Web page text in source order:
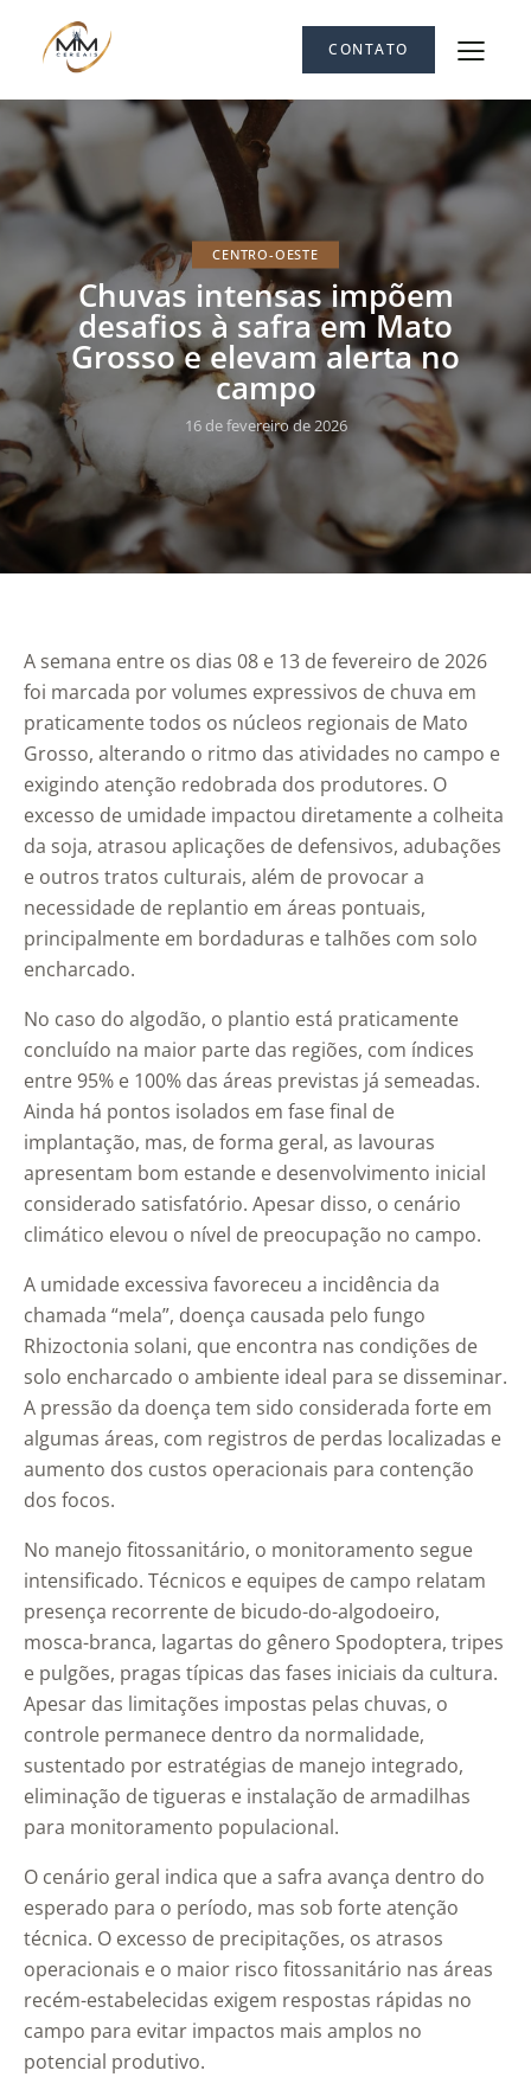
CONTATO
CENTRO-OESTE
Chuvas intensas impõem
desafios à safra em Mato
Grosso e elevam alerta no
campo
16 de fevereiro de 2026
A semana entre os dias 08 e 13 de fevereiro de 2026
foi marcada por volumes expressivos de chuva em
praticamente todos os núcleos regionais de Mato
Grosso, alterando o ritmo das atividades no campo e
exigindo atenção redobrada dos produtores. O
excesso de umidade impactou diretamente a colheita
da soja, atrasou aplicações de defensivos, adubações
e outros tratos culturais, além de provocar a
necessidade de replantio em áreas pontuais,
principalmente em bordaduras e talhões com solo
encharcado.
No caso do algodão, o plantio está praticamente
concluído na maior parte das regiões, com índices
entre 95% e 100% das áreas previstas já semeadas.
Ainda há pontos isolados em fase final de
implantação, mas, de forma geral, as lavouras
apresentam bom estande e desenvolvimento inicial
considerado satisfatório. Apesar disso, o cenário
climático elevou o nível de preocupação no campo.
A umidade excessiva favoreceu a incidência da
chamada “mela”, doença causada pelo fungo
Rhizoctonia solani, que encontra nas condições de
solo encharcado o ambiente ideal para se disseminar.
A pressão da doença tem sido considerada forte em
algumas áreas, com registros de perdas localizadas e
aumento dos custos operacionais para contenção
dos focos.
No manejo fitossanitário, o monitoramento segue
intensificado. Técnicos e equipes de campo relatam
presença recorrente de bicudo-do-algodoeiro,
mosca-branca, lagartas do gênero Spodoptera, tripes
e pulgões, pragas típicas das fases iniciais da cultura.
Apesar das limitações impostas pelas chuvas, o
controle permanece dentro da normalidade,
sustentado por estratégias de manejo integrado,
eliminação de tigueras e instalação de armadilhas
para monitoramento populacional.
O cenário geral indica que a safra avança dentro do
esperado para o período, mas sob forte atenção
técnica. O excesso de precipitações, os atrasos
operacionais e o maior risco fitossanitário nas áreas
recém-estabelecidas exigem respostas rápidas no
campo para evitar impactos mais amplos no
potencial produtivo.